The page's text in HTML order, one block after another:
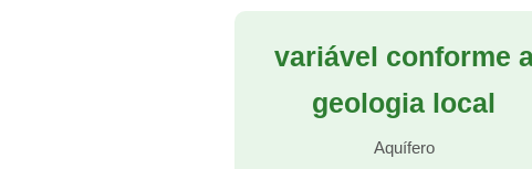
variável conforme
geologia local
Aquífero